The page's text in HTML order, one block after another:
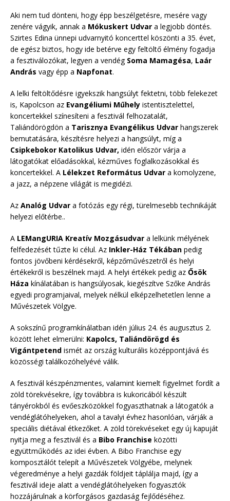
Aki nem tud dönteni, hogy épp beszélgetésre, mesére vagy
zenére vágyik, annak a Mókuskert Udvar a legjobb döntés.
Szirtes Edina ünnepi udvarnyitó koncerttel köszönti a 35. évet,
de egész biztos, hogy ide betérve egy feltöltő élmény fogadja
a fesztiválozókat, legyen a vendég Soma Mamagésa, Laár
András vagy épp a Napfonat.
A lelki feltöltődésre igyekszik hangsúlyt fektetni, több felekezet
is, Kapolcson az Evangéliumi Műhely istentisztelettel,
koncertekkel színesíteni a fesztivál felhozatalát,
Taliándörögdön a Tarisznya Evangélikus Udvar hangszerek
bemutatására, készítésre helyezi a hangsúlyt, míg a
Csipkebokor Katolikus Udvar, idén először várja a
látogatókat előadásokkal, kézműves foglalkozásokkal és
koncertekkel. A Lélekzet Református Udvar a komolyzene,
a jazz, a népzene világát is megidézi.
Az Analóg Udvar a fotózás egy régi, türelmesebb technikáját
helyezi előtérbe..
A LEMangURIA Kreatív Mozgásudvar a lelkünk mélyének
felfedezését tűzte ki célul. Az Inkler-Ház Tékában pedig
fontos jövőbeni kérdésekről, képzőművészetről és helyi
értékekről is beszélnek majd. A helyi értékek pedig az Ősök
Háza kínálatában is hangsúlyosak, kiegészítve Szőke András
egyedi programjaival, melyek nélkül elképzelhetetlen lenne a
Művészetek Völgye.
A sokszínű programkínálatban idén július 24. és augusztus 2.
között lehet elmerülni: Kapolcs, Taliándörögd és
Vigántpetend ismét az ország kulturális középpontjává és
közösségi találkozóhelyévé válik.
A fesztivál készpénzmentes, valamint kiemelt figyelmet fordít a
zöld törekvésekre, így továbbra is kukoricából készült
tányérokból és evőeszközökkel fogyaszthatnak a látogatók a
vendéglátóhelyeken, ahol a tavalyi évhez hasonlóan, várják a
speciális diétával étkezőket. A zöld törekvéseket egy új kapuját
nyitja meg a fesztivál és a Bibo Franchise közötti
együttműködés az idei évben. A Bibo Franchise egy
komposztálót telepít a Művészetek Völgyébe, melynek
végeredménye a helyi gazdák földjeit táplálja majd, így a
fesztivál ideje alatt a vendéglátóhelyeken fogyasztók
hozzájárulnak a körforgásos gazdaság fejlődéséhez.